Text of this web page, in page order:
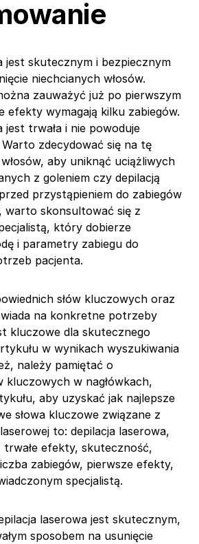
jest skutecznym i bezpiecznym
niechcianych włosów.
zauważyć już po pierwszym
efekty wymagają kilku zabiegów.
jest trwała i nie powoduje
zdecydować się na tę
aby uniknąć uciążliwych
z goleniem czy depilacją
przystąpieniem do zabiegów
warto skonsultować się z
który dobierze
i parametry zabiegu do
pacjenta.
słów kluczowych oraz
na konkretne potrzeby
kluczowe dla skutecznego
w wynikach wyszukiwania
należy pamiętać o
kluczowych w nagłówkach,
aby uzyskać jak najlepsze
słowa kluczowe związane z
to: depilacja laserowa,
trwałe efekty, skuteczność,
zabiegów, pierwsze efekty,
specjalistą.
laserowa jest skutecznym,
sposobem na usunięcie